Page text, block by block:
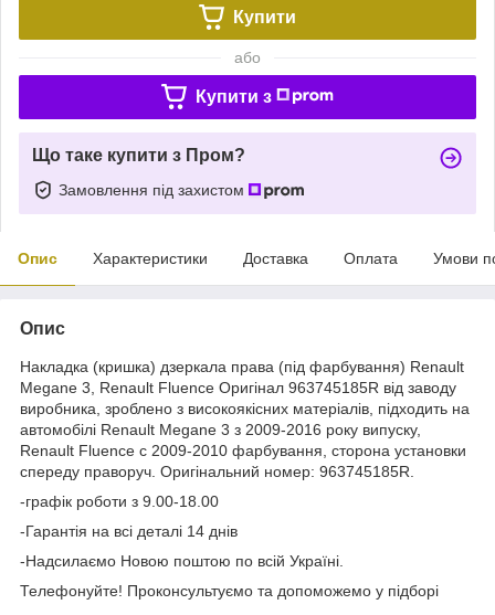
Купити
або
Купити з
Що таке купити з Пром?
Замовлення під захистом
Опис Характеристики Доставка Оплата Умови
Опис
Накладка (кришка) дзеркала права (під фарбування) Renault
Megane 3, Renault Fluence Оригінал 963745185R від заводу
виробника, зроблено з високоякісних матеріалів, підходить на
автомобілі Renault Megane 3 з 2009-2016 року випуску,
Renault Fluence c 2009-2010 фарбування, сторона установки
спереду праворуч. Оригінальний номер: 963745185R.
-графік роботи з 9.00-18.00
-Гарантія на всі деталі 14 днів
-Надсилаємо Новою поштою по всій Україні.
Телефонуйте! Проконсультуємо та допоможемо у підборі